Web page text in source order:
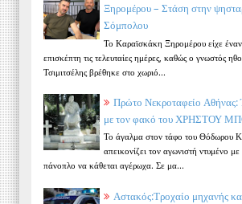
Ξηρομέρου – Στάση στην
Σόμπολου
Το Καραϊσκάκη Ξηρομέρου είχε έναν
επισκέπτη τις τελευταίες ημέρες, καθώς ο γνωστός
Τσιμιτσέλης βρέθηκε στο χωριό...
Πρώτο Νεκροταφείο Αθήνας:
με τον φακό του ΧΡΗΣΤΟΥ
Το άγαλμα στον τάφο του Θόδωρου
απεικονίζει τον αγωνιστή ντυμένο
πάνοπλο να κάθεται αγέρωχα. Σε μα...
Αστακός:Τροχαίο μηχανής